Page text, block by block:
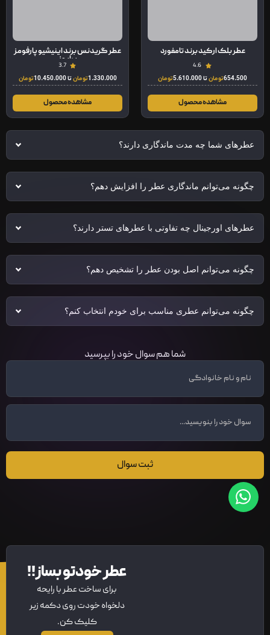
عطر بلک ارکید برند تامفورد
4.6
654.500تومانتا5.610.000تومان
مشاهده محصول
عطر گریدنس برند اینیشیو پارفومز
پرایوز
3.7
1.330.000تومانتا10.450.000تومان
مشاهده محصول
عطرهای شما چه مدت ماندگاری دارند؟
چگونه می‌توانم ماندگاری عطر را افزایش دهم؟
عطرهای اورجینال چه تفاوتی با عطرهای تستر دارند؟
چگونه می‌توانم اصل بودن عطر را تشخیص دهم؟
چگونه می‌توانم عطری مناسب برای خودم انتخاب کنم؟
شما هم سوال خود را بپرسید
ثبت سوال
عطر خودتو بساز!!
برای ساخت عطر با رایحه
دلخواه خودت روی دکمه زیر
کلیک کن.